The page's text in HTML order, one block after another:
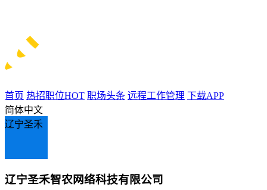
首页 热招职位HOT 职场头条 远程工作管理 下载APP
简体中文
辽宁圣禾
辽宁圣禾智农网络科技有限公司